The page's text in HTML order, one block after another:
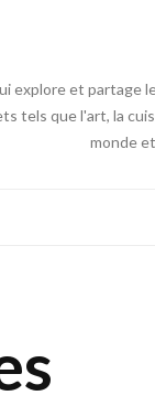
explore et partage
tels que l'art, la
monde